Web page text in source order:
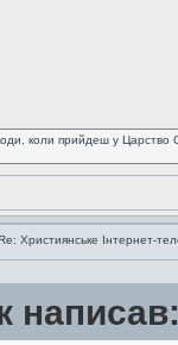
коли прийдеш у Царство
Християнське Інтернет-